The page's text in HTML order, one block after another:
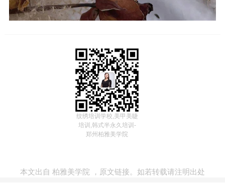
纹绣培训学校,美甲美睫
培训,韩式半永久培训-
郑州柏雅美学院
本文出自 柏雅美学院 ， 原文链接。如若转载请注明出处